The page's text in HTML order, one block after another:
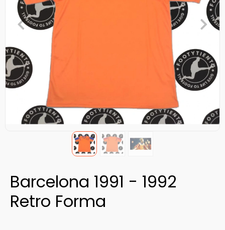
Barcelona 1991 - 1992
Retro Forma